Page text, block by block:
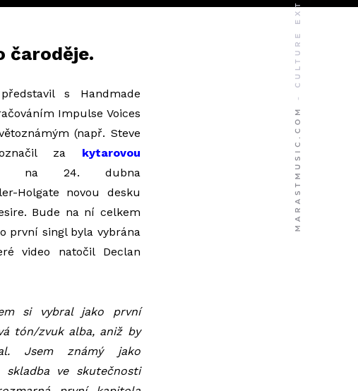
čaroděje.
s Handmade
Impulse Voices
(např. Steve
za kytarovou
24. dubna
Holgate novou desku
Bude na ní celkem
první singl byla vybrána
video natočil Declan
si vybral jako první
tón/zvuk alba, aniž by
Jsem známý jako
ve skutečnosti